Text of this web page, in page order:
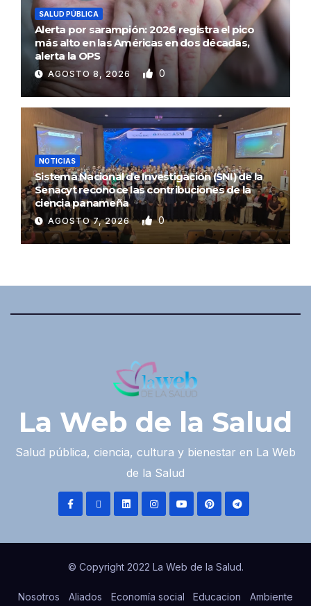
SALUD PÚBLICA
Alerta por sarampión: 2026 registra el pico
más alto en las Américas en dos décadas,
alerta la OPS
AGOSTO 8, 2026 0
NOTICIAS
Sistema Nacional de Investigación (SNI) de la
Senacyt reconoce las contribuciones de la
ciencia panameña
AGOSTO 7, 2026 0
La Web de la Salud
Salud pública, ciencia, cultura y bienestar en La Web
de la Salud
© Copyright 2022 La Web de la Salud.
Nosotros Aliados Economía social Educacion Ambiente